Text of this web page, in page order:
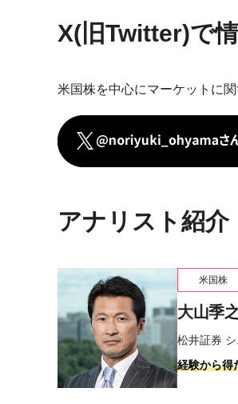
X(旧Twitter)で
米国株を中心にマーケットに
アナリスト紹介
米国株
大山季之
松井証券
経験から得